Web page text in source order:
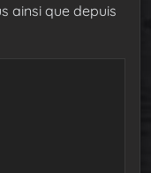
ainsi que depuis